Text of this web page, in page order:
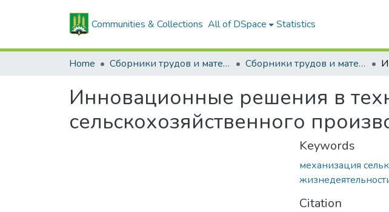
Communities & Collections All of DSpace Statistics
Home Сборники трудов и материалов конференций Сборники трудов и материалы конференций
Инновационные решения в
сельскохозяйственного
Keywords
механизация
Citation